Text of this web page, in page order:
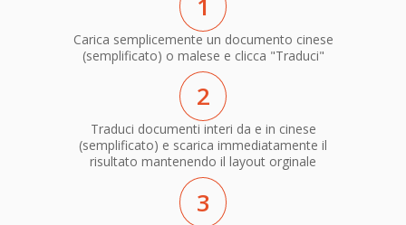
Carica semplicemente un documento cinese
(semplificato) o malese e clicca "Traduci"
2
Traduci documenti interi da e in cinese
(semplificato) e scarica immediatamente il
risultato mantenendo il layout orginale
3